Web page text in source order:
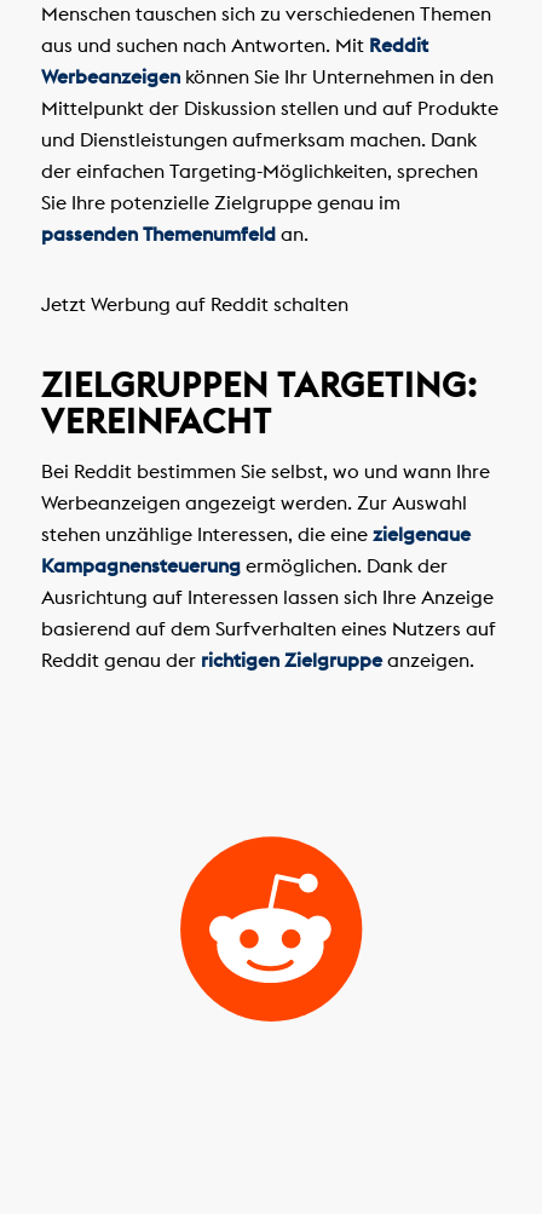
Menschen tauschen sich zu verschiedenen Themen
aus und suchen nach Antworten. Mit Reddit
Werbeanzeigen können Sie Ihr Unternehmen in den
Mittelpunkt der Diskussion stellen und auf Produkte
und Dienstleistungen aufmerksam machen. Dank
der einfachen Targeting-Möglichkeiten, sprechen
Sie Ihre potenzielle Zielgruppe genau im
passenden Themenumfeld an.
Jetzt Werbung auf Reddit schalten
ZIELGRUPPEN TARGETING:
VEREINFACHT
Bei Reddit bestimmen Sie selbst, wo und wann Ihre
Werbeanzeigen angezeigt werden. Zur Auswahl
stehen unzählige Interessen, die eine zielgenaue
Kampagnensteuerungermöglichen. Dank der
Ausrichtung auf Interessen lassen sich Ihre Anzeige
basierend auf dem Surfverhalten eines Nutzers auf
Reddit genau der richtigen Zielgruppeanzeigen.